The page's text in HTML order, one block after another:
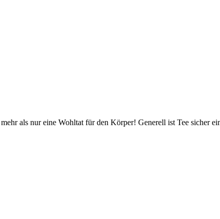
als nur eine Wohltat für den Körper! Generell ist Tee sicher